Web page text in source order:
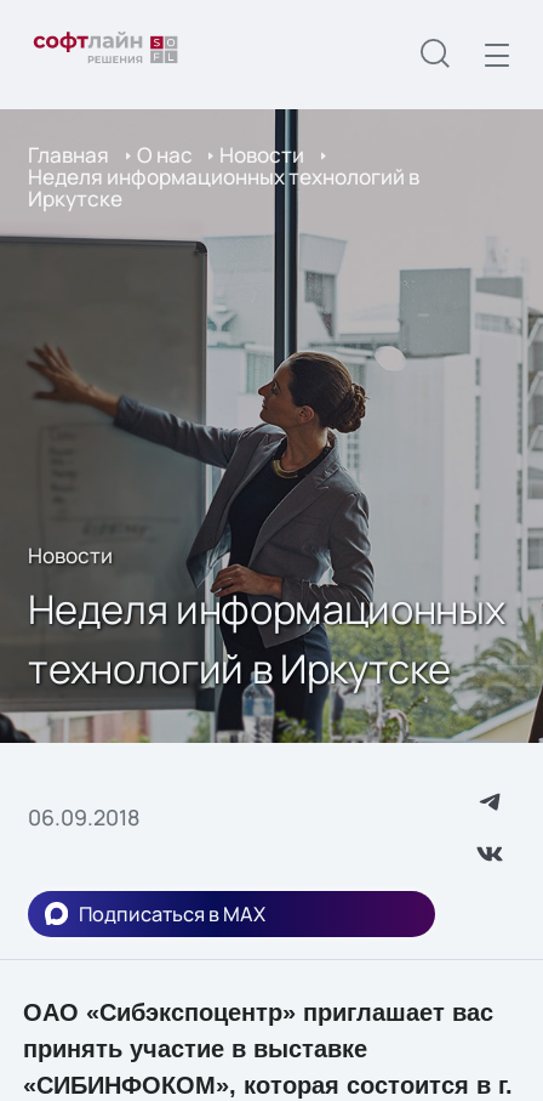
Главная О нас Новости
Неделя информационных технологий в
Иркутске
Новости
Неделя информационных
технологий в Иркутске
06.09.2018
Подписаться в MAX
ОАО «Сибэкспоцентр» приглашает вас
принять участие в выставке
«СИБИНФОКОМ», которая состоится в г.